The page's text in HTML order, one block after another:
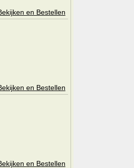
en Bestellen
en Bestellen
en Bestellen